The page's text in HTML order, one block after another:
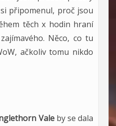
připomenul, proč jsou
těch x hodin hraní
Něco, co tu
ačkoliv tomu nikdo
Vale by se dala